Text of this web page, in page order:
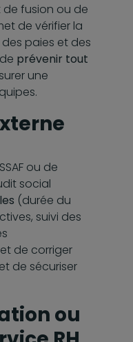
de fusion ou de
de vérifier la
paies et des
prévenir tout
une
ou de
social
(durée du
suivi des
de corriger
de sécuriser
ou